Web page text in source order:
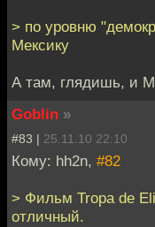
> по уровню
Мексику
А там, глядишь, и
Goblin »
#83 | 25.11.10 22:10
Кому: hh2n, #82
> Фильм Tropa de
отличный.